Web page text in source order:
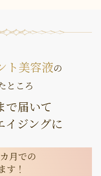
ト美容液の
ところ
で届いて
イジングに
月での
す！